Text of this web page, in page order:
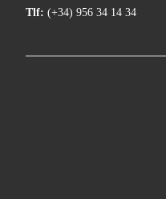
Tlf: (+34) 956 34 14 34